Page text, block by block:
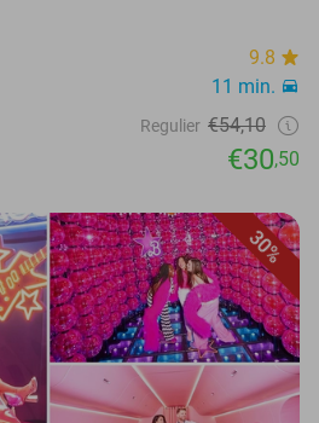
9.8
11 min.
Regulier €54,10
€30,50
30%